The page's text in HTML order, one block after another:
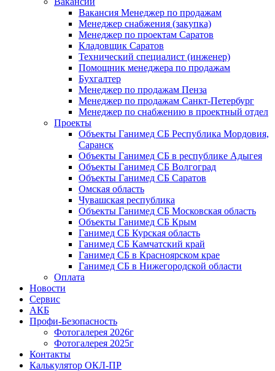
Вакансия Менеджер по продажам
Менеджер снабжения (закупка)
Менеджер по проектам Саратов
Кладовщик Саратов
Технический специалист (инженер)
Помощник менеджера по продажам
Бухгалтер
Менеджер по продажам Пенза
Менеджер по продажам Санкт-Петербург
Менеджер по снабжению в проектный отдел
Проекты
Объекты Ганимед СБ Республика Мордовия,
Саранск
Объекты Ганимед СБ в республике Адыгея
Объекты Ганимед СБ Волгоград
Объекты Ганимед СБ Саратов
Омская область
Чувашская республика
Объекты Ганимед СБ Московская область
Объекты Ганимед СБ Крым
Ганимед СБ Курская область
Ганимед СБ Камчатский край
Ганимед СБ в Красноярском крае
Ганимед СБ в Нижегородской области
Оплата
Новости
Сервис
АКБ
Профи-Безопасность
Фотогалерея 2026г
Фотогалерея 2025г
Контакты
Калькулятор ОКЛ-ПР